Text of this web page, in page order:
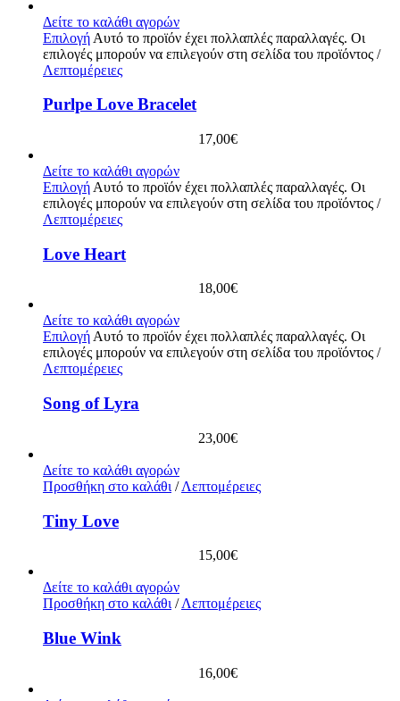
Δείτε το καλάθι αγορών
Επιλογή Αυτό το προϊόν έχει πολλαπλές παραλλαγές. Οι
επιλογές μπορούν να επιλεγούν στη σελίδα του προϊόντος /
Λεπτομέρειες
Purlpe Love Bracelet
17,00€
Δείτε το καλάθι αγορών
Επιλογή Αυτό το προϊόν έχει πολλαπλές παραλλαγές. Οι
επιλογές μπορούν να επιλεγούν στη σελίδα του προϊόντος /
Λεπτομέρειες
Love Heart
18,00€
Δείτε το καλάθι αγορών
ΕπιλογήΑυτό το προϊόν έχει πολλαπλές παραλλαγές. Οι
επιλογές μπορούν να επιλεγούν στη σελίδα του προϊόντος /
Λεπτομέρειες
Song of Lyra
23,00€
Δείτε το καλάθι αγορών
Προσθήκη στο καλάθι / Λεπτομέρειες
Tiny Love
15,00€
Δείτε το καλάθι αγορών
Προσθήκη στο καλάθι / Λεπτομέρειες
Blue Wink
16,00€